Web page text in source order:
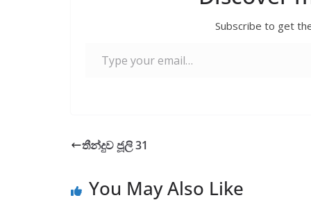
Subscribe to get
තීන්දුව ජූලි 31
You May Also Like